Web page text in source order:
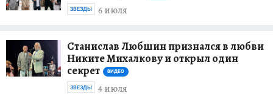
6 июля
ЗВЕЗДЫ
Станислав Любшин признался в любви
Никите Михалкову и открыл один
секрет
ВИДЕО
4 июля
ЗВЕЗДЫ